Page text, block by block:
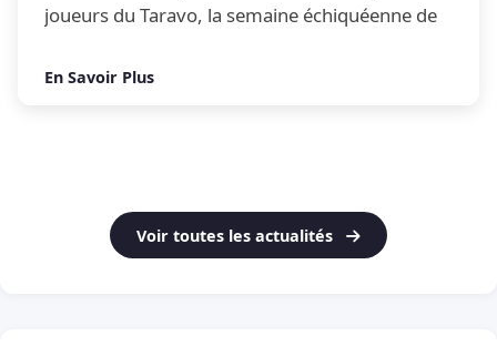
joueurs du Taravo, la semaine échiquéenne de
Open de blitz
En Savoir Plus
Voir toutes les actualités